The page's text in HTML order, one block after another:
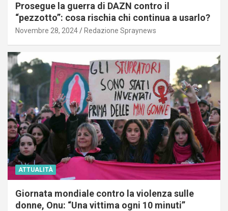
Prosegue la guerra di DAZN contro il
“pezzotto”: cosa rischia chi continua a usarlo?
Novembre 28, 2024 Redazione Spraynews
ATTUALITÀ
Giornata mondiale contro la violenza sulle
donne, Onu: “Una vittima ogni 10 minuti”